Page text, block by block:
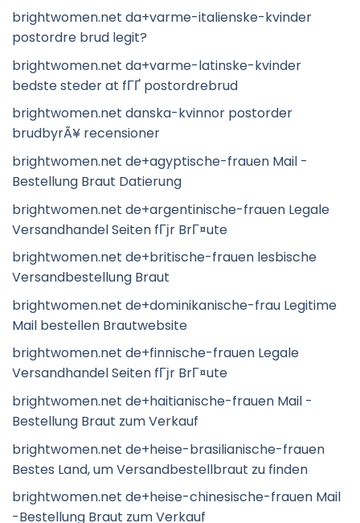
brightwomen.net da+varme-italienske-kvinder
postordre brud legit?
brightwomen.net da+varme-latinske-kvinder
bedste steder at fГҐ postordrebrud
brightwomen.net danska-kvinnor postorder
brudbyrÃ¥ recensioner
brightwomen.net de+agyptische-frauen Mail -
Bestellung Braut Datierung
brightwomen.net de+argentinische-frauen Legale
Versandhandel Seiten fГјr BrГ¤ute
brightwomen.net de+britische-frauen lesbische
Versandbestellung Braut
brightwomen.net de+dominikanische-frau Legitime
Mail bestellen Brautwebsite
brightwomen.net de+finnische-frauen Legale
Versandhandel Seiten fГјr BrГ¤ute
brightwomen.net de+haitianische-frauen Mail -
Bestellung Braut zum Verkauf
brightwomen.net de+heise-brasilianische-frauen
Bestes Land, um Versandbestellbraut zu finden
brightwomen.net de+heise-chinesische-frauen Mail
-Bestellung Braut zum Verkauf